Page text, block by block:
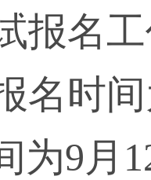
名工
名时
为9月